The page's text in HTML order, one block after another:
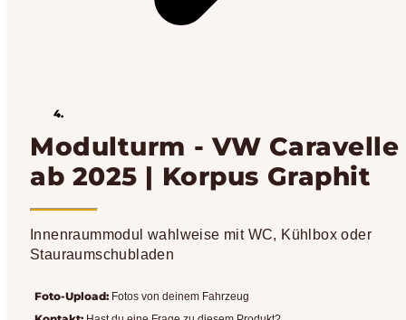
Modulturm - VW Caravelle
ab 2025 | Korpus Graphit
Innenraummodul wahlweise mit WC, Kühlbox oder
Stauraumschubladen
Foto-Upload: Fotos von deinem Fahrzeug